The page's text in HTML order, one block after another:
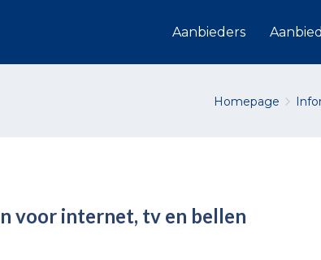
Aanbieders
Homepage
voor internet, tv en bellen